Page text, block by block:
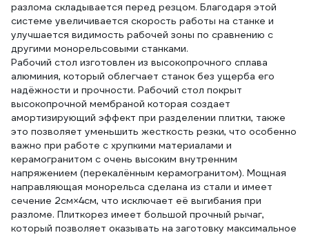
разлома складывается перед резцом. Благодаря этой
системе увеличивается скорость работы на станке и
улучшается видимость рабочей зоны по сравнению с
другими монорельсовыми станками.
Рабочий стол изготовлен из высокопрочного сплава
алюминия, который облегчает станок без ущерба его
надёжности и прочности. Рабочий стол покрыт
высокопрочной мембраной которая создает
амортизирующий эффект при разделении плитки, также
это позволяет уменьшить жесткость резки, что особенно
важно при работе с хрупкими материалами и
керамогранитом с очень высоким внутренним
напряжением (перекалённым керамогранитом). Мощная
направляющая монорельса сделана из стали и имеет
сечение 2см×4см, что исключает её выгибания при
разломе. Плиткорез имеет большой прочный рычаг,
который позволяет оказывать на заготовку максимальное